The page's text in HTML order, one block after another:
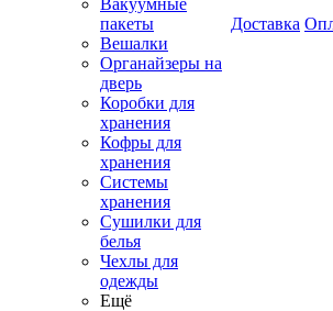
Вакуумные
пакеты
Вешалки
Органайзеры на
дверь
Коробки для
хранения
Кофры для
хранения
Системы
хранения
Сушилки для
белья
Чехлы для
одежды
Ещё
Доставка